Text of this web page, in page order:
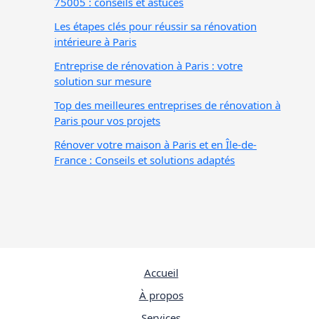
Les étapes clés pour réussir sa rénovation
intérieure à Paris
Entreprise de rénovation à Paris : votre
solution sur mesure
Top des meilleures entreprises de rénovation à
Paris pour vos projets
Rénover votre maison à Paris et en Île-de-
France : Conseils et solutions adaptés
Accueil
À propos